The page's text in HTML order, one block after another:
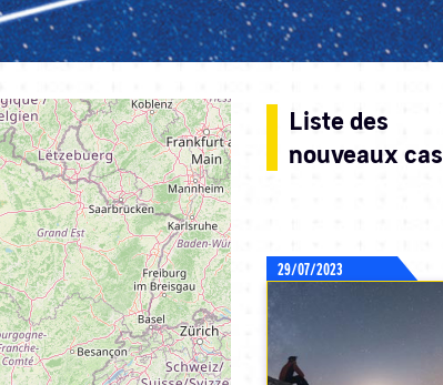
Liste des
nouveaux cas
29/07/2023